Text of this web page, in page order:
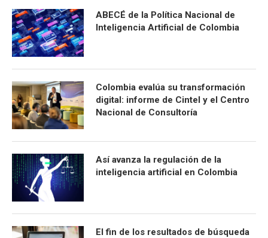
ABECÉ de la Política Nacional de
Inteligencia Artificial de Colombia
Colombia evalúa su transformación
digital: informe de Cintel y el Centro
Nacional de Consultoría
Así avanza la regulación de la
inteligencia artificial en Colombia
El fin de los resultados de búsqueda